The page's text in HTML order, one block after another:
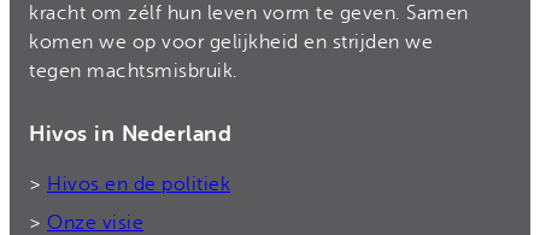
kracht om zélf hun leven vorm te geven. Samen
komen we op voor gelijkheid en strijden we
tegen machtsmisbruik.
Hivos in Nederland
> Hivos en de politiek
> Onze visie